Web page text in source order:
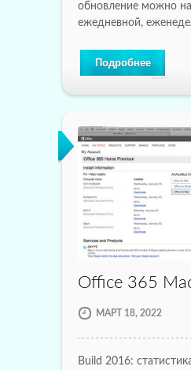
обновление можно
ежедневной,
Подробнее
Office 365
МАРТ 18, 2022
Build 2016: